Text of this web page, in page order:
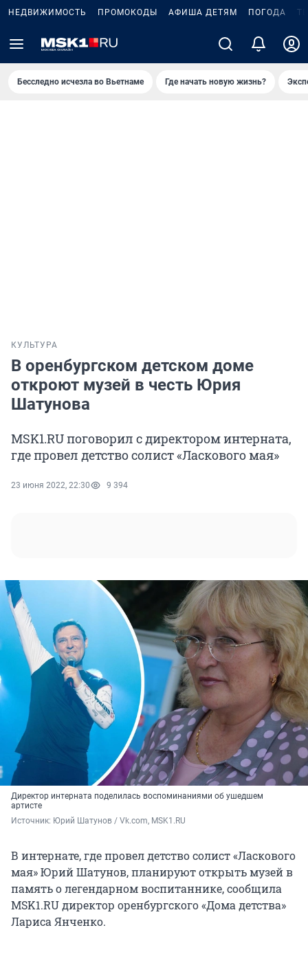
НЕДВИЖИМОСТЬ ПРОМОКОДЫ АФИША ДЕТЯМ ПОГОДА
Бесследно исчезла во Вьетнаме Где начать новую жизнь?
КУЛЬТУРА
В оренбургском детском доме
откроют музей в честь Юрия
Шатунова
MSK1.RU поговорил с директором интерната,
где провел детство солист «Ласкового мая»
23 июня 2022, 22:30 9 394
Директор интерната поделилась воспоминаниями об ушедшем
артисте
Источник: Юрий Шатунов / Vk.com, MSK1.RU
В интернате, где провел детство солист «Ласкового
мая» Юрий Шатунов, планируют открыть музей в
память о легендарном воспитаннике, сообщила
MSK1.RU директор оренбургского «Дома детства»
Лариса Янченко.